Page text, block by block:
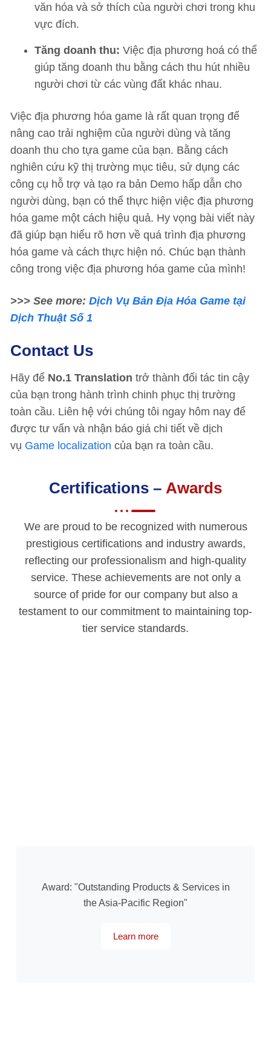
văn hóa và sở thích của người chơi trong khu
vực đích.
Tăng doanh thu: Việc địa phương hoá có thể
giúp tăng doanh thu bằng cách thu hút nhiều
người chơi từ các vùng đất khác nhau.
Việc địa phương hóa game là rất quan trọng để
nâng cao trải nghiệm của người dùng và tăng
doanh thu cho tựa game của bạn. Bằng cách
nghiên cứu kỹ thị trường mục tiêu, sử dụng các
công cụ hỗ trợ và tạo ra bản Demo hấp dẫn cho
người dùng, bạn có thể thực hiện việc địa phương
hóa game một cách hiệu quả. Hy vọng bài viết này
đã giúp bạn hiểu rõ hơn về quá trình địa phương
hóa game và cách thực hiện nó. Chúc bạn thành
công trong việc địa phương hóa game của mình!
>>> See more: Dịch Vụ Bản Địa Hóa Game tại
Dịch Thuật Số 1
Contact Us
Hãy để No.1 Translation trở thành đối tác tin cậy
của bạn trong hành trình chinh phục thị trường
toàn cầu. Liên hệ với chúng tôi ngay hôm nay để
được tư vấn và nhận báo giá chi tiết về dịch
vụ Game localization của bạn ra toàn cầu.
Certifications – Awards
We are proud to be recognized with numerous
prestigious certifications and industry awards,
reflecting our professionalism and high-quality
service. These achievements are not only a
source of pride for our company but also a
testament to our commitment to maintaining top-
tier service standards.
Award: "Outstanding Products & Services in
the Asia-Pacific Region"
Learn more